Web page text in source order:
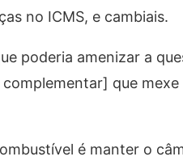
no ICMS, e cambiais.
poderia amenizar a
que
é manter o